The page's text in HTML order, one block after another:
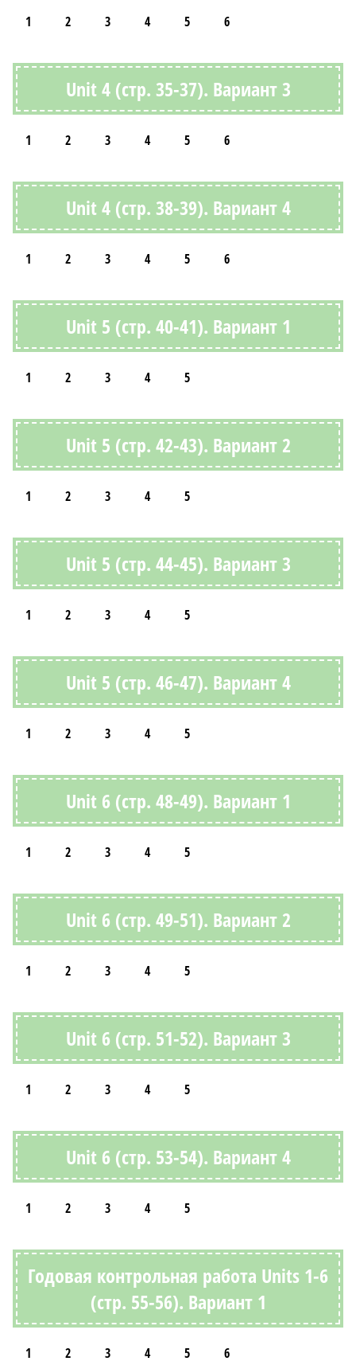
1 2 3 4 5 6
Unit 4 (стр. 35-37). Вариант 3
1 2 3 4 5 6
Unit 4 (стр. 38-39). Вариант 4
1 2 3 4 5 6
Unit 5 (стр. 40-41). Вариант 1
1 2 3 4 5
Unit 5 (стр. 42-43). Вариант 2
1 2 3 4 5
Unit 5 (стр. 44-45). Вариант 3
1 2 3 4 5
Unit 5 (стр. 46-47). Вариант 4
1 2 3 4 5
Unit 6 (стр. 48-49). Вариант 1
1 2 3 4 5
Unit 6 (стр. 49-51). Вариант 2
1 2 3 4 5
Unit 6 (стр. 51-52). Вариант 3
1 2 3 4 5
Unit 6 (стр. 53-54). Вариант 4
1 2 3 4 5
Годовая контрольная работа Units 1-6
(стр. 55-56). Вариант 1
1 2 3 4 5 6